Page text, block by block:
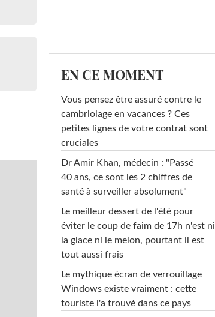
EN CE MOMENT
Vous pensez être assuré contre le
cambriolage en vacances ? Ces
petites lignes de votre contrat sont
cruciales
Dr Amir Khan, médecin : "Passé
40 ans, ce sont les 2 chiffres de
santé à surveiller absolument"
Le meilleur dessert de l'été pour
éviter le coup de faim de 17h n'est ni
la glace ni le melon, pourtant il est
tout aussi frais
Le mythique écran de verrouillage
Windows existe vraiment : cette
touriste l'a trouvé dans ce pays